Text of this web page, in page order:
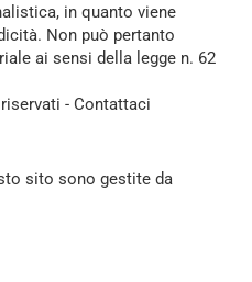
in quanto viene
Non può pertanto
ai sensi della legge n. 62
- Contattaci
sito sono gestite da